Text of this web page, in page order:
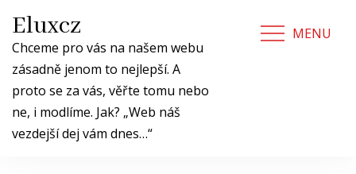
content
Eluxcz
Chceme pro vás na našem webu
zásadně jenom to nejlepší. A
proto se za vás, věřte tomu nebo
ne, i modlíme. Jak? „Web náš
vezdejší dej vám dnes…“
MENU